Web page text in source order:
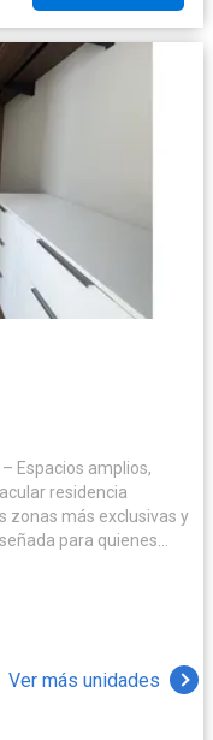
Espacios amplios,
zonas más exclusivas y
para quienes
Ver más unidades